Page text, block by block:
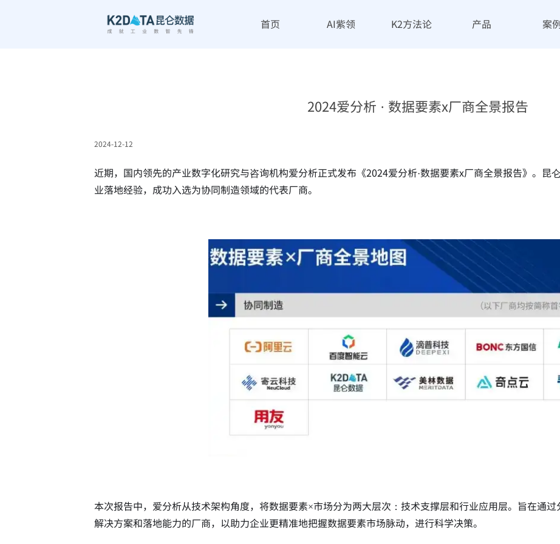
首页 AI紫领 K2方法论 产品 案
2024爱分析 · 数据要素x厂商全景报告
2024-12-12
近期，国内领先的产业数字化研究与咨询机构爱分析正式发布《2024爱分析·数据要素x厂商全景报告》。昆
业落地经验，成功入选为协同制造领域的代表厂商。
本次报告中，爱分析从技术架构角度，将数据要素×市场分为两大层次：技术支撑层和行业应用层。旨在通
解决方案和落地能力的厂商，以助力企业更精准地把握数据要素市场脉动，进行科学决策。